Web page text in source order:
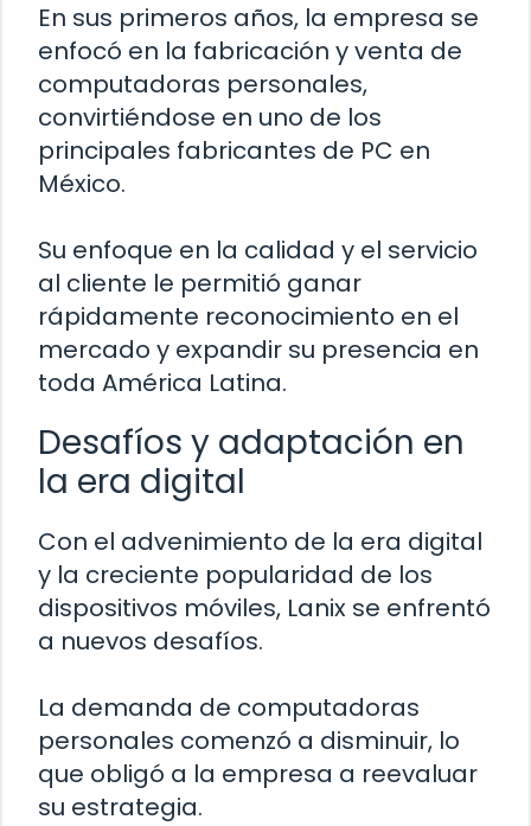
En sus primeros años, la empresa se
enfocó en la fabricación y venta de
computadoras personales,
convirtiéndose en uno de los
principales fabricantes de PC en
México.
Su enfoque en la calidad y el servicio
al cliente le permitió ganar
rápidamente reconocimiento en el
mercado y expandir su presencia en
toda América Latina.
Desafíos y adaptación en
la era digital
Con el advenimiento de la era digital
y la creciente popularidad de los
dispositivos móviles, Lanix se enfrentó
a nuevos desafíos.
La demanda de computadoras
personales comenzó a disminuir, lo
que obligó a la empresa a reevaluar
su estrategia.